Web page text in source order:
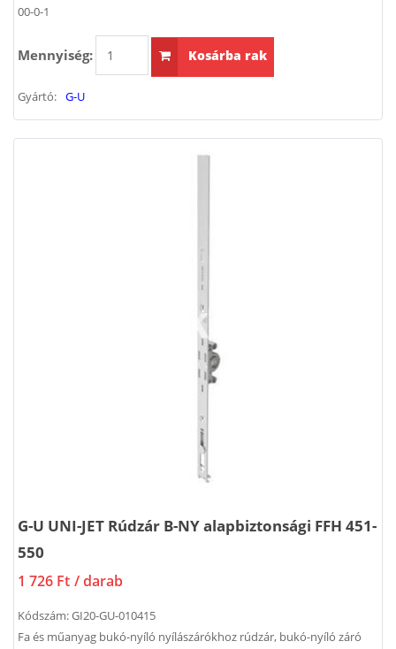
00-0-1
Mennyiség: Kosárba rak
Gyártó: G-U
G-U UNI-JET Rúdzár B-NY alapbiztonsági FFH 451-
550
1 726 Ft / darab
Kódszám:GI20-GU-010415
Fa és műanyag bukó-nyíló nyílászárókhoz rúdzár, bukó-nyíló záró